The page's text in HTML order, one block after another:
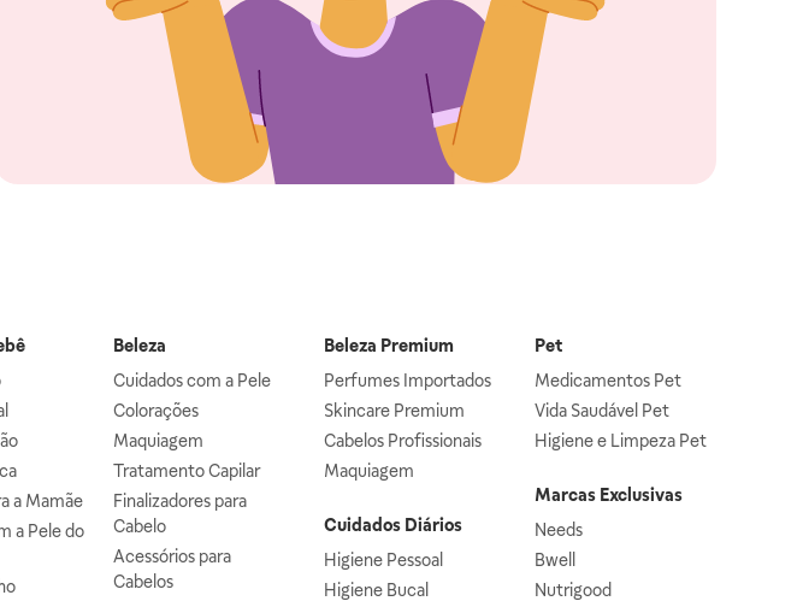
a Mamãe
a Pele do
Beleza
Cuidados com a Pele
Colorações
Maquiagem
Tratamento Capilar
Finalizadores para
Cabelo
Acessórios para
Cabelos
Beleza Premium
Perfumes Importados
Skincare Premium
Cabelos Profissionais
Maquiagem
Cuidados Diários
Higiene Pessoal
Higiene Bucal
Pet
Medicamentos Pet
Vida Saudável Pet
Higiene e Limpeza Pet
Marcas Exclusivas
Needs
Bwell
Nutrigood